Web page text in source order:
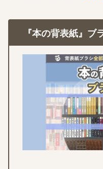
『本の背表紙』ブ